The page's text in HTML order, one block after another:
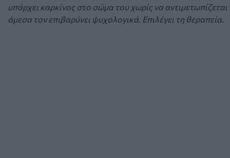
υπάρχει καρκίνος στο σώμα του χωρίς να αντιμετωπίζεται
άμεσα τον επιβαρύνει ψυχολογικά. Επιλέγει τη θεραπεία.